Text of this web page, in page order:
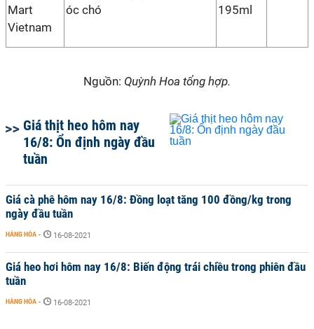
Mart
Vietnam
óc chó
195ml
Nguồn: Quỳnh Hoa tổng hợp.
Giá thịt heo hôm nay
16/8: Ổn định ngày đầu
tuần
Giá cà phê hôm nay 16/8: Đồng loạt tăng 100 đồng/kg trong
ngày đầu tuần
HÀNG HÓA - 16-08-2021
Giá heo hơi hôm nay 16/8: Biến động trái chiều trong phiên đầu
tuần
HÀNG HÓA - 16-08-2021